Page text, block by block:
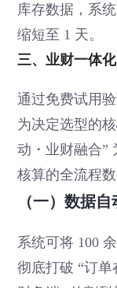
库存数据，系
缩短至 1 天。
三、业财一体
通过免费试用
为决定选型的
动・业财融合”
核算的全流程
（一）数据
系统可将 100
彻底打破 “订